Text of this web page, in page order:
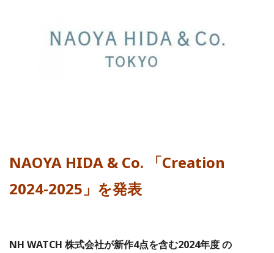
NAOYA HIDA & Co. 「Creation
2024-2025」を発表
NH WATCH 株式会社が新作4点を含む2024年度 の